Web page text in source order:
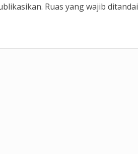
Ruas yang wajib ditandai